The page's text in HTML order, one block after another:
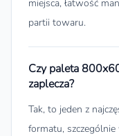
miejsca, łatwość
partii towaru.
Czy paleta
zaplecza?
Tak, to jeden z
formatu,